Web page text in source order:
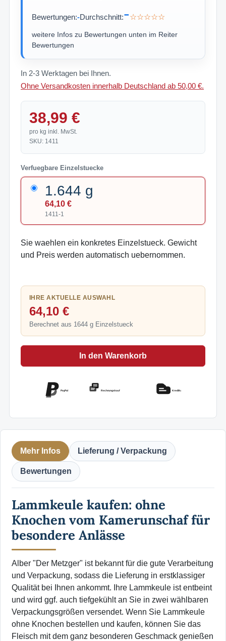
Bewertungen:-Durchschnitt:-☆☆☆☆☆
weitere Infos zu Bewertungen unten im Reiter
Bewertungen
In 2-3 Werktagen bei Ihnen.
Ohne Versandkosten innerhalb Deutschland ab 50,00 €.
38,99 €
pro kg inkl. MwSt.
SKU: 1411
Verfuegbare Einzelstuecke
1.644 g
64,10 €
1411-1
Sie waehlen ein konkretes Einzelstueck. Gewicht
und Preis werden automatisch uebernommen.
IHRE AKTUELLE AUSWAHL
64,10 €
Berechnet aus 1644 g Einzelstueck
In den Warenkorb
PayPal Rechnungskauf Kreditkarte
Mehr Infos Lieferung / Verpackung
Bewertungen
Lammkeule kaufen: ohne
Knochen vom Kamerunschaf für
besondere Anlässe
Alber "Der Metzger" ist bekannt für die gute Verarbeitung
und Verpackung, sodass die Lieferung in erstklassiger
Qualität bei Ihnen ankommt. Ihre Lammkeule ist entbeint
und wird ggf. auch tiefgekühlt an Sie in zwei wählbaren
Verpackungsgrößen versendet. Wenn Sie Lammkeule
ohne Knochen bestellen und kaufen, können Sie das
Fleisch mit dem ganz besonderen Geschmack genießen